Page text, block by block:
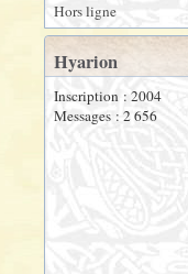
Hors ligne
Hyarion
Inscription : 2004
Messages : 2 656